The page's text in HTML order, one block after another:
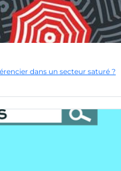
dans un secteur saturé ?